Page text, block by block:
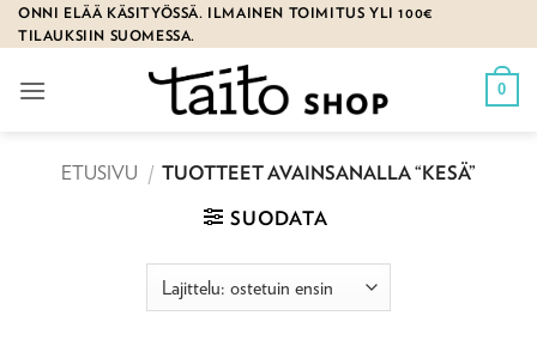
Skip
to
ONNI ELÄÄ KÄSITYÖSSÄ. ILMAINEN TOIMITUS YLI 100€
TILAUKSIIN SUOMESSA.
0
ETUSIVU / TUOTTEET AVAINSANALLA “KESÄ”
SUODATA